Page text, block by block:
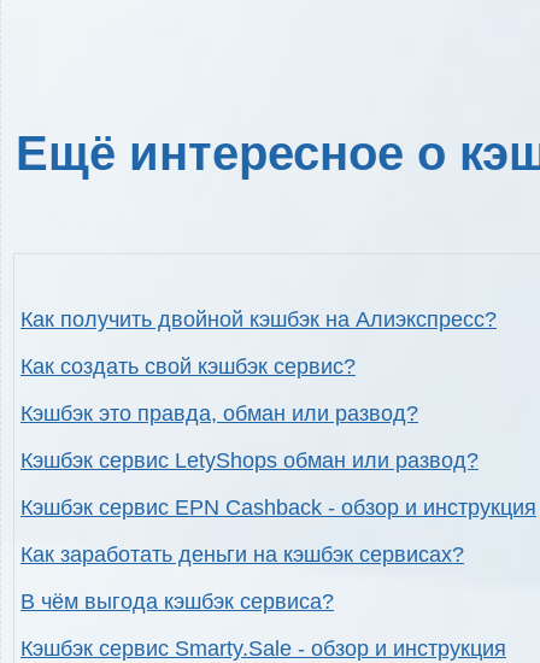
Ещё интересное о
Как получить двойной кэшбэк на Алиэкспресс?
Как создать свой кэшбэк сервис?
Кэшбэк это правда, обман или развод?
Кэшбэк сервис LetyShops обман или развод?
Кэшбэк сервис EPN Cashback - обзор и инструкция
Как заработать деньги на кэшбэк сервисах?
В чём выгода кэшбэк сервиса?
Кэшбэк сервис Smarty.Sale - обзор и инструкция